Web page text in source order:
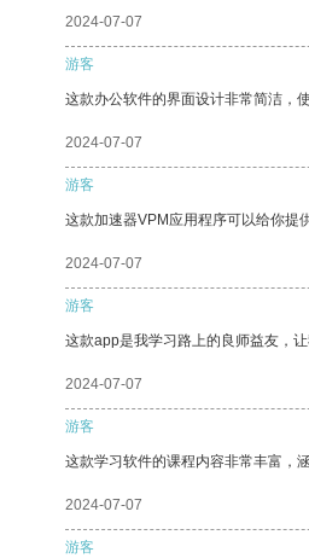
2024-07-07
游客
这款办公软件的界面设计非常简洁，
2024-07-07
游客
这款加速器VPM应用程序可以给你提
2024-07-07
游客
这款app是我学习路上的良师益友，
2024-07-07
游客
这款学习软件的课程内容非常丰富，
2024-07-07
游客